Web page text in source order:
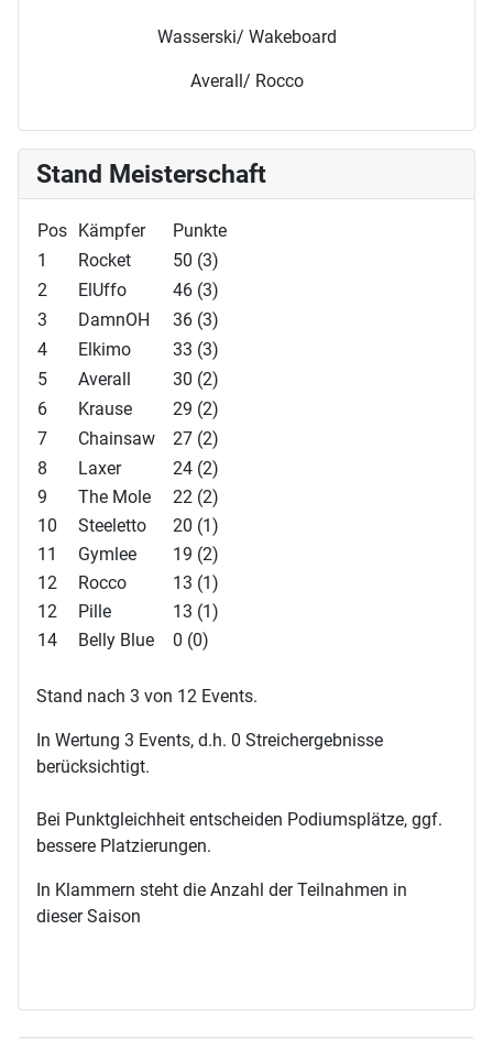
Wasserski/ Wakeboard
Averall/ Rocco
Stand Meisterschaft
Pos Kämpfer
Punkte
1
Rocket
50 (3)
2
ElUffo
46 (3)
3
DamnOH
36 (3)
4
Elkimo
33 (3)
5
Averall
30 (2)
6
Krause
29 (2)
7
Chainsaw
27 (2)
8
Laxer
24 (2)
9
The Mole
22 (2)
10
Steeletto
20 (1)
11
Gymlee
19 (2)
12
Rocco
13 (1)
12
Pille
13 (1)
14
Belly Blue 0 (0)
Stand nach 3 von 12 Events.
In Wertung 3 Events, d.h. 0 Streichergebnisse
berücksichtigt.
Bei Punktgleichheit entscheiden Podiumsplätze, ggf.
bessere Platzierungen.
In Klammern steht die Anzahl der Teilnahmen in
dieser Saison